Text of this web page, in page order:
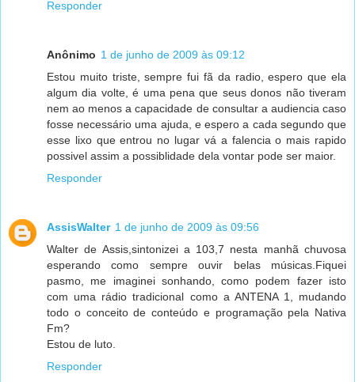
Responder
Anônimo 1 de junho de 2009 às 09:12
Estou muito triste, sempre fui fã da radio, espero que ela
algum dia volte, é uma pena que seus donos não tiveram
nem ao menos a capacidade de consultar a audiencia caso
fosse necessário uma ajuda, e espero a cada segundo que
esse lixo que entrou no lugar vá a falencia o mais rapido
possivel assim a possiblidade dela vontar pode ser maior.
Responder
AssisWalter 1 de junho de 2009 às 09:56
Walter de Assis,sintonizei a 103,7 nesta manhã chuvosa
esperando como sempre ouvir belas músicas.Fiquei
pasmo, me imaginei sonhando, como podem fazer isto
com uma rádio tradicional como a ANTENA 1, mudando
todo o conceito de conteúdo e programação pela Nativa
Fm?
Estou de luto.
Responder